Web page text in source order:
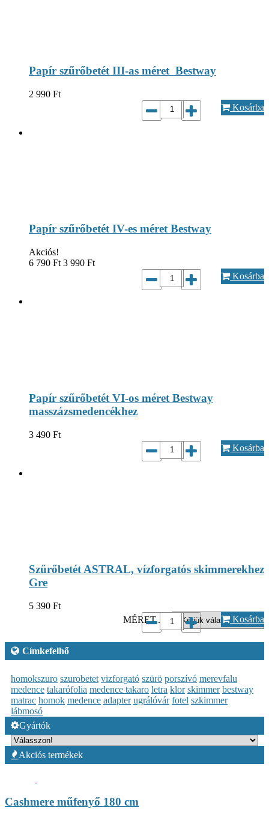
Papír szűrőbetét III-as méret Bestway
2 990 Ft
Kosárba
Papír szűrőbetét IV-es méret Bestway
Akciós!
6 790 Ft 3 990 Ft
Kosárba
Papír szűrőbetét VI-os méret Bestway
masszázsmedencékhez
3 490 Ft
Kosárba
Szűrőbetét ASTRAL, vízforgatós skimmerekhez
Gre
5 390 Ft
MÉRET...*:
Kosárba
Címkefelhő
homokszuro szurobetet vizforgató szürö porszívó merevfalu
medence takarófolia medence takaro letra klor skimmer bestway
matrac homok medence adapter ugrálóvár fotel szkimmer
lábmosó
Gyártók
Akciós termékek
Cashmere műfenyő 180 cm